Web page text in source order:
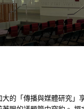
的「傳播與媒體研究」